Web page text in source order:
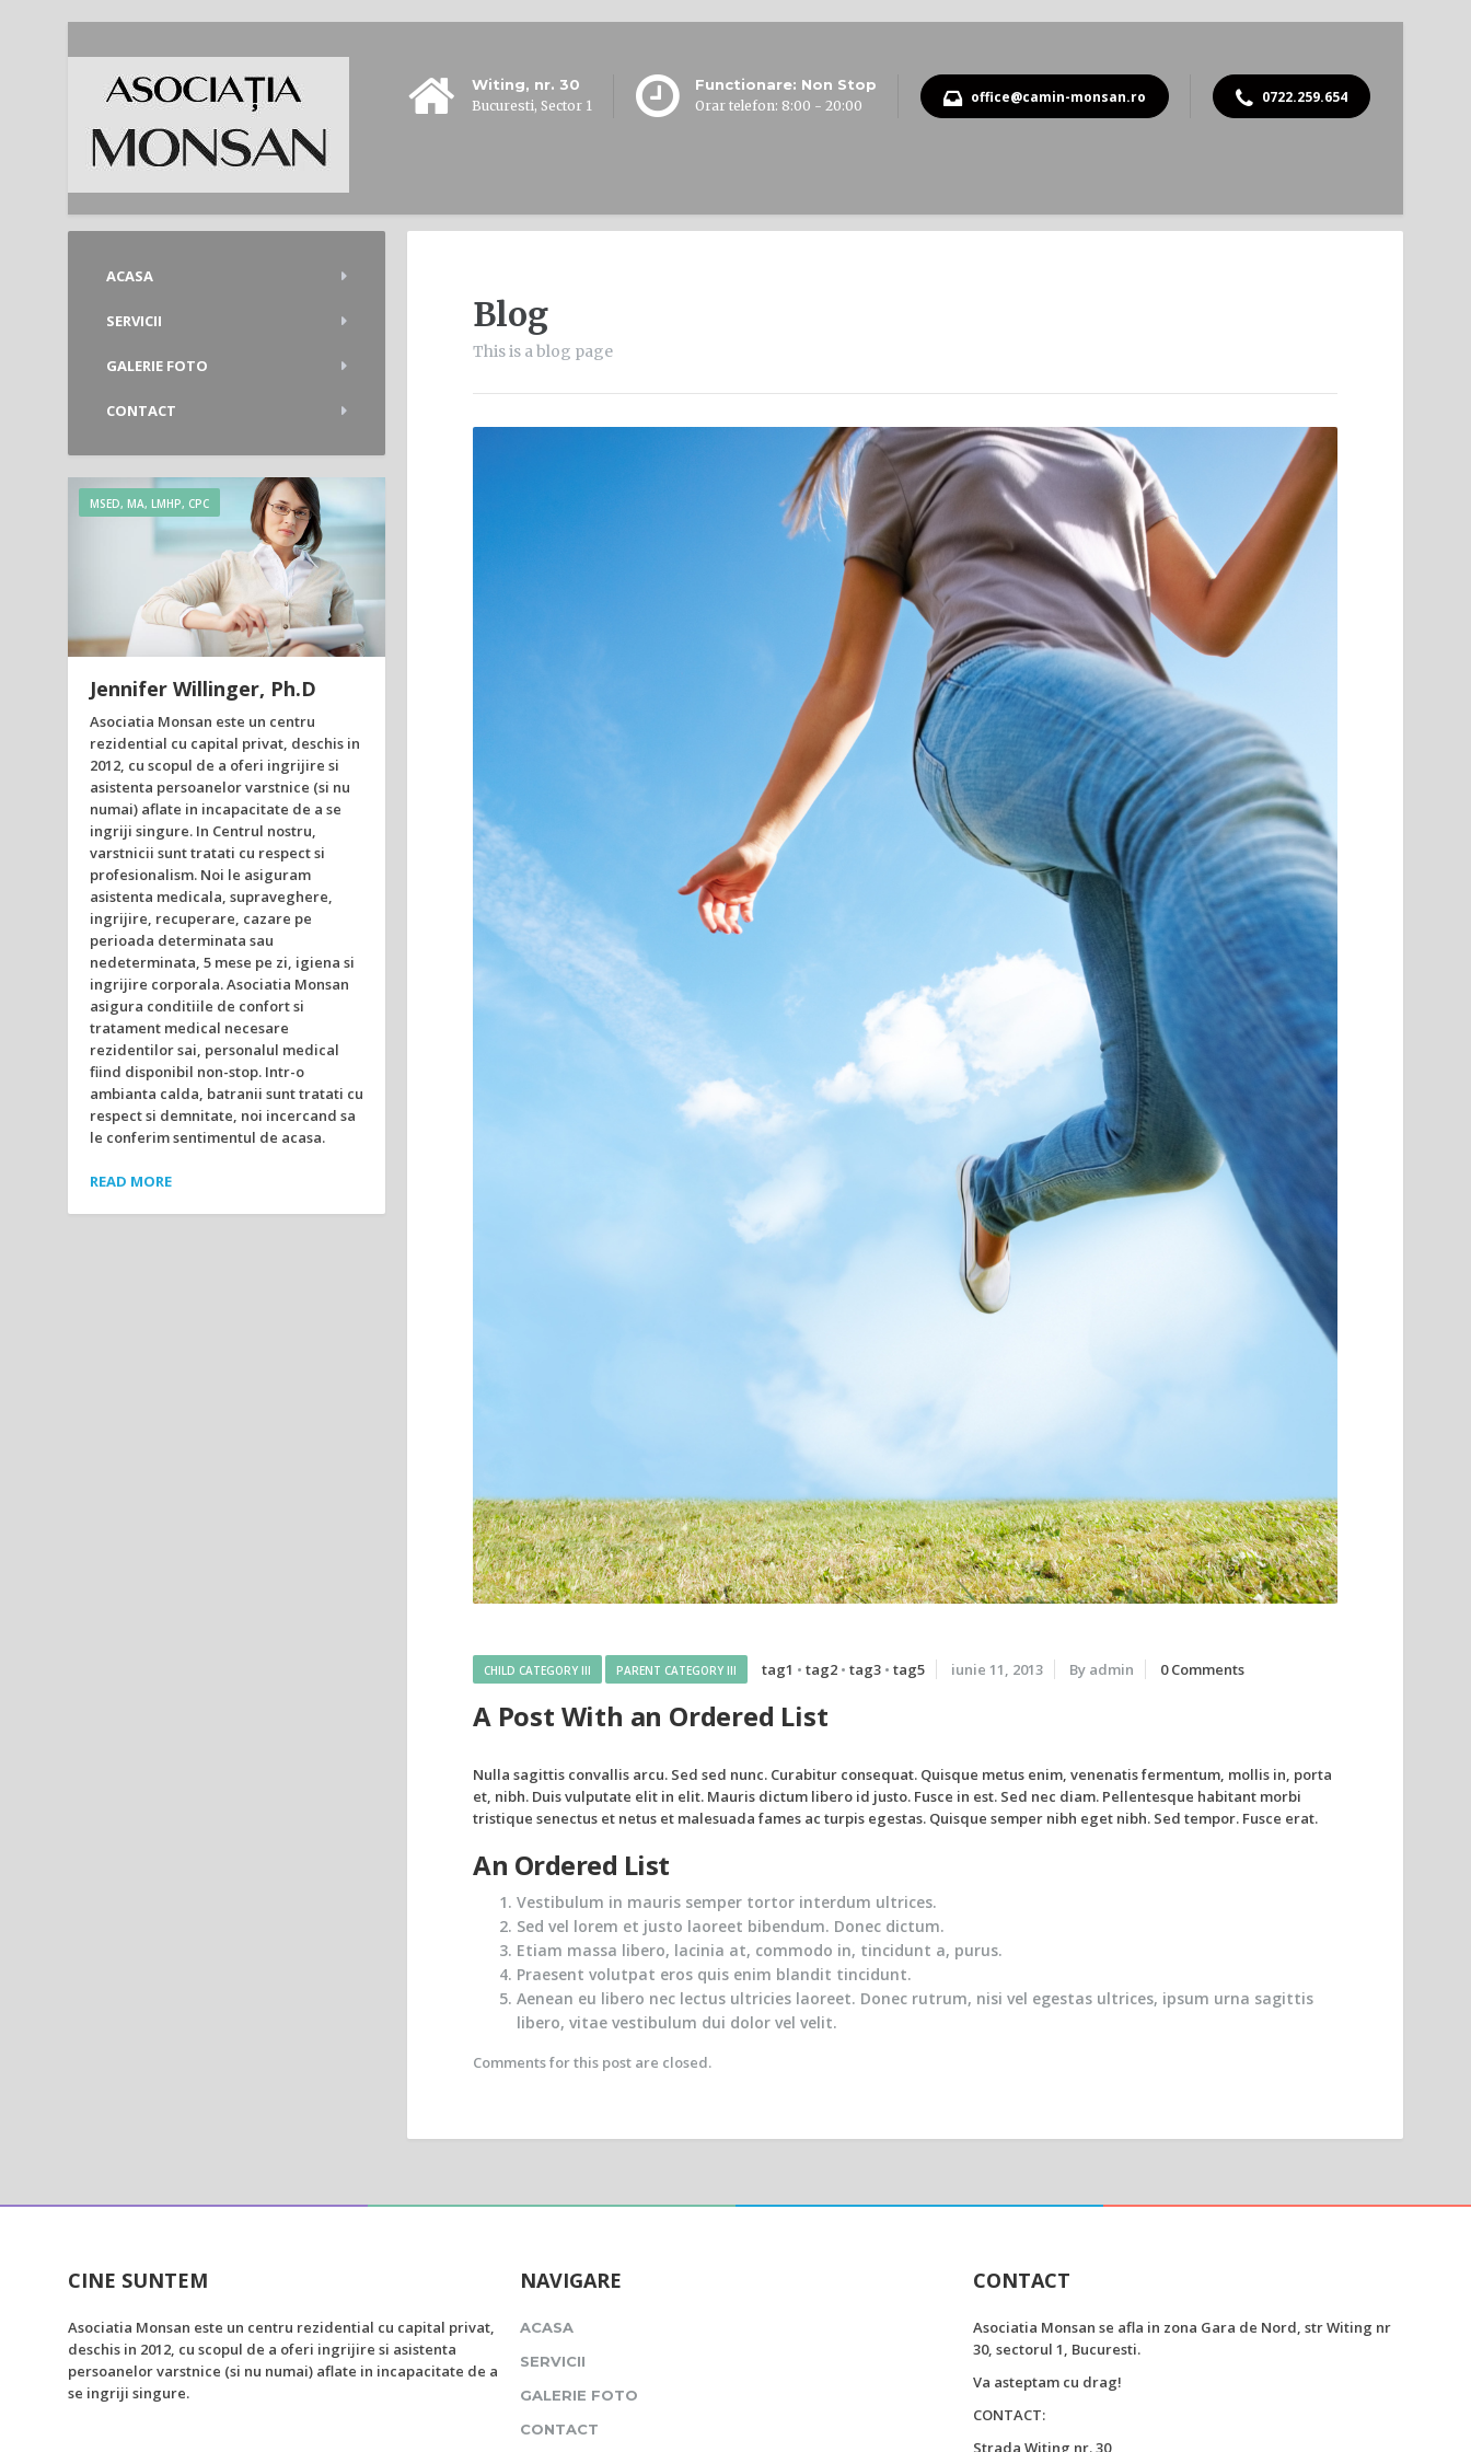
Witing, nr. 30
Bucuresti, Sector 1
Functionare: Non Stop
Orar telefon: 8:00 - 20:00 office@camin-monsan.ro 0722.259.654
Blog
This is a blog page
CHILD CATEGORY III PARENT CATEGORY III tag1 • tag2 • tag3 • tag5 iunie 11, 2013 By admin 0 Comments
A Post With an Ordered List
Nulla sagittis convallis arcu. Sed sed nunc. Curabitur consequat. Quisque metus enim, venenatis fermentum, mollis in, porta
et, nibh. Duis vulputate elit in elit. Mauris dictum libero id justo. Fusce in est. Sed nec diam. Pellentesque habitant morbi
tristique senectus et netus et malesuada fames ac turpis egestas. Quisque semper nibh eget nibh. Sed tempor. Fusce erat.
An Ordered List
Vestibulum in mauris semper tortor interdum ultrices.
Sed vel lorem et justo laoreet bibendum. Donec dictum.
Etiam massa libero, lacinia at, commodo in, tincidunt a, purus.
Praesent volutpat eros quis enim blandit tincidunt.
Aenean eu libero nec lectus ultricies laoreet. Donec rutrum, nisi vel egestas ultrices, ipsum urna sagittis
libero, vitae vestibulum dui dolor vel velit.
Comments for this post are closed.
ACASA
SERVICII
GALERIE FOTO
CONTACT
MSED, MA, LMHP, CPC
Jennifer Willinger, Ph.D
Asociatia Monsan este un centru
rezidential cu capital privat, deschis in
2012, cu scopul de a oferi ingrijire si
asistenta persoanelor varstnice (si nu
numai) aflate in incapacitate de a se
ingriji singure. In Centrul nostru,
varstnicii sunt tratati cu respect si
profesionalism. Noi le asiguram
asistenta medicala, supraveghere,
ingrijire, recuperare, cazare pe
perioada determinata sau
nedeterminata, 5 mese pe zi, igiena si
ingrijire corporala. Asociatia Monsan
asigura conditiile de confort si
tratament medical necesare
rezidentilor sai, personalul medical
fiind disponibil non-stop. Intr-o
ambianta calda, batranii sunt tratati cu
respect si demnitate, noi incercand sa
le conferim sentimentul de acasa.
READ MORE
CINE SUNTEM
Asociatia Monsan este un centru rezidential cu capital privat,
deschis in 2012, cu scopul de a oferi ingrijire si asistenta
persoanelor varstnice (si nu numai) aflate in incapacitate de a
se ingriji singure.
NAVIGARE
ACASA
SERVICII
GALERIE FOTO
CONTACT
CONTACT
Asociatia Monsan se afla in zona Gara de Nord, str Witing nr
30, sectorul 1, Bucuresti.
Va asteptam cu drag!
CONTACT:
Strada Witing nr. 30